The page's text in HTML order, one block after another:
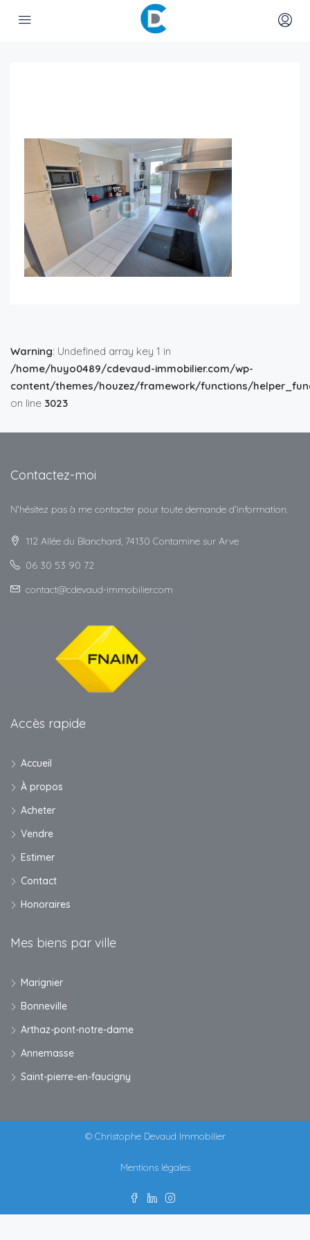
Warning: Undefined array key 1 in
/home/huyo0489/cdevaud-immobilier.com/wp-
content/themes/houzez/framework/functions/
on line 3023
Contactez-moi
N'hésitez pas à me contacter pour toute demande d'information.
112 Allée du Blanchard, 74130 Contamine sur Arve
06 30 53 90 72
contact@cdevaud-immobilier.com
Accès rapide
Accueil
À propos
Acheter
Vendre
Estimer
Contact
Honoraires
Mes biens par ville
Marignier
Bonneville
Arthaz-pont-notre-dame
Annemasse
Saint-pierre-en-faucigny
© Christophe Devaud Immobilier
Mentions légales